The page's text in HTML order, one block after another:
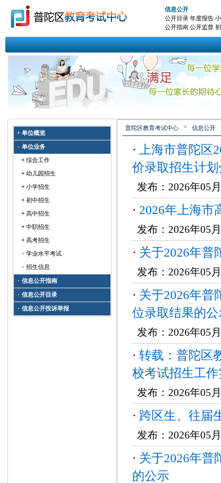
信息公开
公开目录 年度报告
公开指南 公开监督
+ 单位概览
- 单位业务
+ 综合工作
+ 幼儿园招生
+ 小学招生
+ 初中招生
+ 高中招生
+ 中职招生
+ 高考招生
· 学业水平考试
· 招生信息
· 信息公开指南
· 信息公开目录
· 信息公开投诉举报
普陀区教育考试中心 > 信息公开
·
上海市普陀
价录取招生计
发布：2026年05
· 2026年上海市
发布：2026年05
· 关于2026年普
发布：2026年05
· 关于2026年普
位录取结果的
发布：2026年05
· 转载：普陀区
校考试招生工
发布：2026年05
· 跨区生、往届
发布：2026年05
· 关于2026年普
的公示